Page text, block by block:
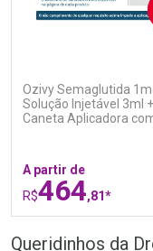
Ozivy Semaglutida
Solução Injetável 3ml +
Caneta Aplicadora
A partir de
R$464,81*
COMPRAR
Queridinhos da